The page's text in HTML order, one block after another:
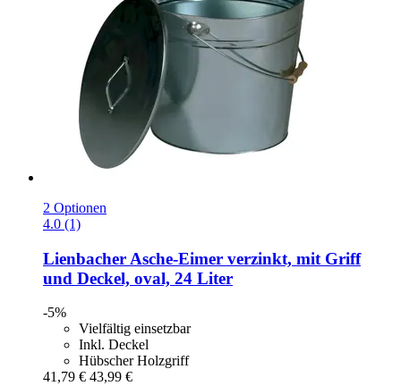
2 Optionen
4.0 (1)
Lienbacher Asche-​Eimer verzinkt, mit Griff
und Deckel, oval, 24 Liter
-5%
Vielfältig einsetzbar
Inkl. Deckel
Hübscher Holzgriff
41,79 € 43,99 €